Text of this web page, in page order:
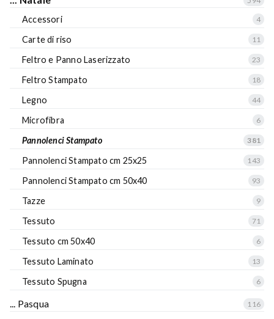
Accessori 4
Carte di riso 11
Feltro e Panno Laserizzato 23
Feltro Stampato 18
Legno 44
Microfibra 6
Pannolenci Stampato 381
Pannolenci Stampato cm 25x25 143
Pannolenci Stampato cm 50x40 93
Tazze 9
Tessuto 71
Tessuto cm 50x40 6
Tessuto Laminato 13
Tessuto Spugna 6
... Pasqua 116